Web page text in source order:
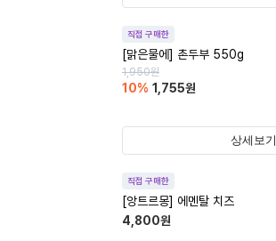
직접 구매한
[맑은물에] 촌두부 550g
1,950원
10% 1,755원
상세보기
직접 구매한
[앙트르몽] 에멘탈 치즈
4,800원